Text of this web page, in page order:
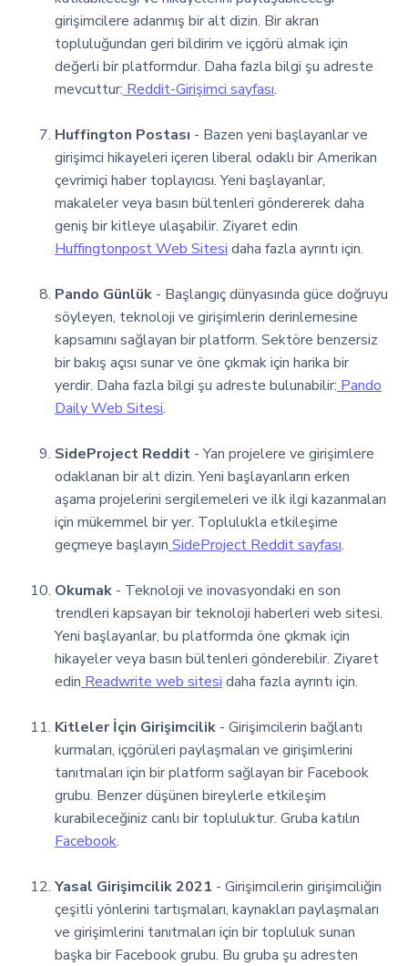
girişimcilere adanmış bir alt dizin. Bir akran
topluluğundan geri bildirim ve içgörü almak için
değerli bir platformdur. Daha fazla bilgi şu adreste
mevcuttur: Reddit-Girişimci sayfası.
Huffington Postası - Bazen yeni başlayanlar ve
girişimci hikayeleri içeren liberal odaklı bir Amerikan
çevrimiçi haber toplayıcısı. Yeni başlayanlar,
makaleler veya basın bültenleri göndererek daha
geniş bir kitleye ulaşabilir. Ziyaret edin
Huffingtonpost Web Sitesi daha fazla ayrıntı için.
Pando Günlük - Başlangıç dünyasında güce doğruyu
söyleyen, teknoloji ve girişimlerin derinlemesine
kapsamını sağlayan bir platform. Sektöre benzersiz
bir bakış açısı sunar ve öne çıkmak için harika bir
yerdir. Daha fazla bilgi şu adreste bulunabilir: Pando
Daily Web Sitesi.
SideProject Reddit - Yan projelere ve girişimlere
odaklanan bir alt dizin. Yeni başlayanların erken
aşama projelerini sergilemeleri ve ilk ilgi kazanmaları
için mükemmel bir yer. Toplulukla etkileşime
geçmeye başlayın SideProject Reddit sayfası.
Okumak - Teknoloji ve inovasyondaki en son
trendleri kapsayan bir teknoloji haberleri web sitesi.
Yeni başlayanlar, bu platformda öne çıkmak için
hikayeler veya basın bültenleri gönderebilir. Ziyaret
edin Readwrite web sitesi daha fazla ayrıntı için.
Kitleler İçin Girişimcilik - Girişimcilerin bağlantı
kurmaları, içgörüleri paylaşmaları ve girişimlerini
tanıtmaları için bir platform sağlayan bir Facebook
grubu. Benzer düşünen bireylerle etkileşim
kurabileceğiniz canlı bir topluluktur. Gruba katılın
Facebook.
Yasal Girişimcilik 2021 - Girişimcilerin girişimciliğin
çeşitli yönlerini tartışmaları, kaynakları paylaşmaları
ve girişimlerini tanıtmaları için bir topluluk sunan
başka bir Facebook grubu. Bu gruba şu adresten